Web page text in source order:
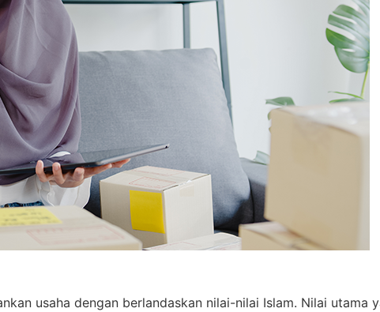
usaha dengan berlandaskan nilai-nilai Islam. Nilai utama